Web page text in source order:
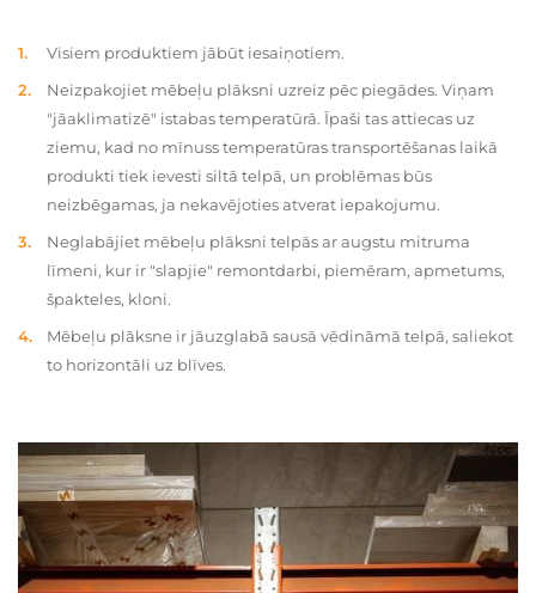
Visiem produktiem jābūt iesaiņotiem.
Neizpakojiet mēbeļu plāksni uzreiz pēc piegādes. Viņam
"jāaklimatizē" istabas temperatūrā. Īpaši tas attiecas uz
ziemu, kad no mīnuss temperatūras transportēšanas laikā
produkti tiek ievesti siltā telpā, un problēmas būs
neizbēgamas, ja nekavējoties atverat iepakojumu.
Neglabājiet mēbeļu plāksni telpās ar augstu mitruma
līmeni, kur ir "slapjie" remontdarbi, piemēram, apmetums,
špakteles, kloni.
Mēbeļu plāksne ir jāuzglabā sausā vēdināmā telpā, saliekot
to horizontāli uz blīves.